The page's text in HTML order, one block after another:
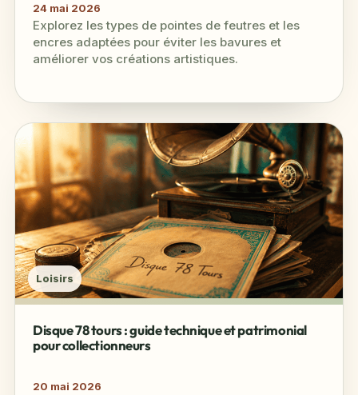
24 mai 2026
Explorez les types de pointes de feutres et les
encres adaptées pour éviter les bavures et
améliorer vos créations artistiques.
Loisirs
Disque 78 tours : guide technique et patrimonial
pour collectionneurs
20 mai 2026